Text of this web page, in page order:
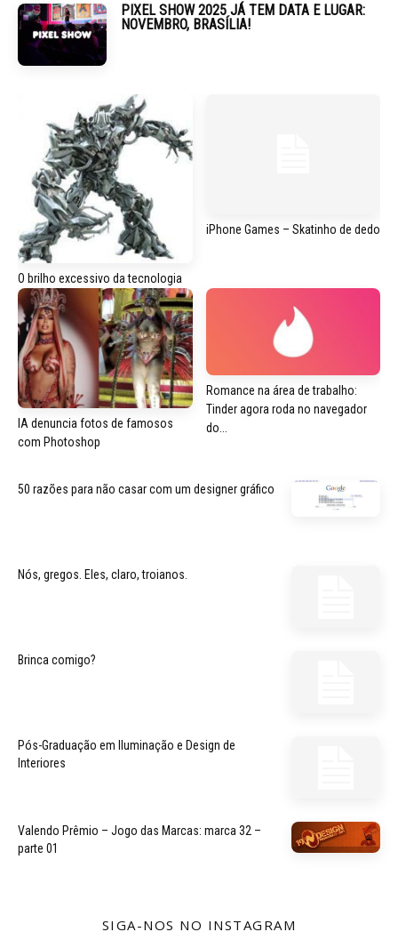
PIXEL SHOW 2025 JÁ TEM DATA E LUGAR:
NOVEMBRO, BRASÍLIA!
O brilho excessivo da tecnologia
iPhone Games – Skatinho de dedo
IA denuncia fotos de famosos
com Photoshop
Romance na área de trabalho:
Tinder agora roda no navegador
do...
50 razões para não casar com um designer gráfico
Nós, gregos. Eles, claro, troianos.
Brinca comigo?
Pós-Graduação em Iluminação e Design de
Interiores
Valendo Prêmio – Jogo das Marcas: marca 32 –
parte 01
SIGA-NOS NO INSTAGRAM